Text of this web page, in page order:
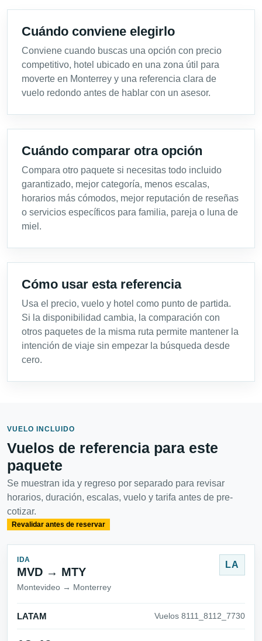
Cuándo conviene elegirlo
Conviene cuando buscas una opción con precio
competitivo, hotel ubicado en una zona útil para
moverte en Monterrey y una referencia clara de
vuelo redondo antes de hablar con un asesor.
Cuándo comparar otra opción
Compara otro paquete si necesitas todo incluido
garantizado, mejor categoría, menos escalas,
horarios más cómodos, mejor reputación de reseñas
o servicios específicos para familia, pareja o luna de
miel.
Cómo usar esta referencia
Usa el precio, vuelo y hotel como punto de partida.
Si la disponibilidad cambia, la comparación con
otros paquetes de la misma ruta permite mantener la
intención de viaje sin empezar la búsqueda desde
cero.
VUELO INCLUIDO
Vuelos de referencia para este
paquete
Se muestran ida y regreso por separado para revisar
horarios, duración, escalas, vuelo y tarifa antes de pre-
cotizar.
Revalidar antes de reservar
IDA
MVD → MTY
Montevideo → Monterrey
LA
LATAM Vuelos 8111_8112_7730